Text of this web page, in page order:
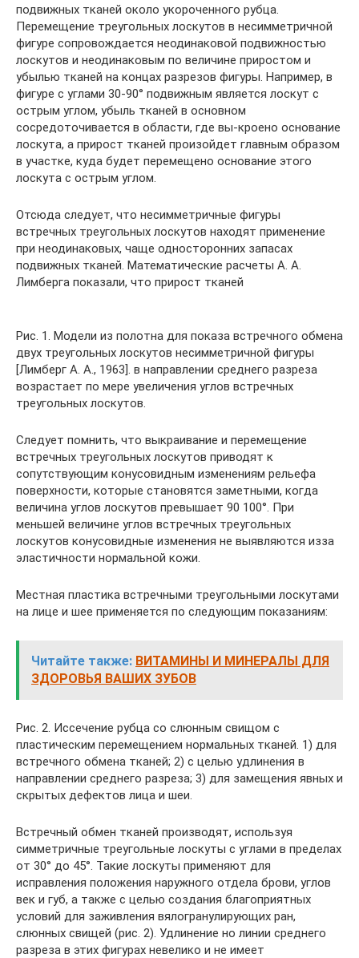
подвижных тканей около укороченного рубца.
Перемещение треугольных лоскутов в несимметричной
фигуре сопровождается неодинаковой подвижностью
лоскутов и неодинаковым по величине приростом и
убылью тканей на концах разрезов фигуры. Например, в
фигуре с углами 30-90° подвижным является лоскут с
острым углом, убыль тканей в основном
сосредоточивается в области, где вы-кроено основание
лоскута, а прирост тканей произойдет главным образом
в участке, куда будет перемещено основание этого
лоскута с острым углом.
Отсюда следует, что несимметричные фигуры
встречных треугольных лоскутов находят применение
при неодинаковых, чаще односторонних запасах
подвижных тканей. Математические расчеты А. А.
Лимберга показали, что прирост тканей
Рис. 1. Модели из полотна для показа встречного обмена
двух треугольных лоскутов несимметричной фигуры
[Лимберг А. А., 1963]. в направлении среднего разреза
возрастает по мере увеличения углов встречных
треугольных лоскутов.
Следует помнить, что выкраивание и перемещение
встречных треугольных лоскутов приводят к
сопутствующим конусовидным изменениям рельефа
поверхности, которые становятся заметными, когда
величина углов лоскутов превышает 90 100°. При
меньшей величине углов встречных треугольных
лоскутов конусовидные изменения не выявляются изза
эластичности нормальной кожи.
Местная пластика встречными треугольными лоскутами
на лице и шее применяется по следующим показаниям:
Читайте также: ВИТАМИНЫ И МИНЕРАЛЫ ДЛЯ
ЗДОРОВЬЯ ВАШИХ ЗУБОВ
Рис. 2. Иссечение рубца со слюнным свищом с
пластическим перемещением нормальных тканей. 1) для
встречного обмена тканей; 2) с целью удлинения в
направлении среднего разреза; 3) для замещения явных и
скрытых дефектов лица и шеи.
Встречный обмен тканей производят, используя
симметричные треугольные лоскуты с углами в пределах
от 30° до 45°. Такие лоскуты применяют для
исправления положения наружного отдела брови, углов
век и губ, а также с целью создания благоприятных
условий для заживления вялогранулирующих ран,
слюнных свищей (рис. 2). Удлинение но линии среднего
разреза в этих фигурах невелико и не имеет